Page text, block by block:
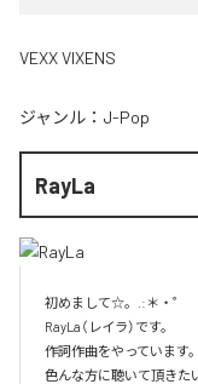
VEXX VIXENS
ジャンル： J-Pop
RayLa
初めまして☆。.:＊・゜
RayLa（レイラ）です。
作詞作曲をやっています
色んな方に聴いて頂きた